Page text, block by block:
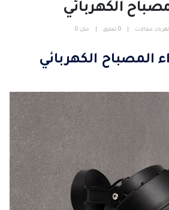
الكهربائي
, مقالات 0 تعليق مثل: 0
المصباح الكهربائي